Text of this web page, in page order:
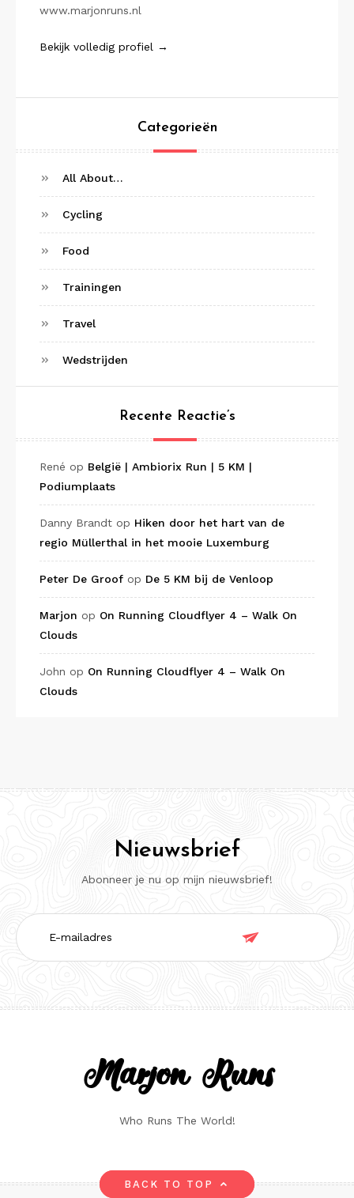
www.marjonruns.nl
Bekijk volledig profiel →
Categorieën
All About…
Cycling
Food
Trainingen
Travel
Wedstrijden
Recente Reactie’s
René op België | Ambiorix Run | 5 KM |
Podiumplaats
Danny Brandt op Hiken door het hart van de
regio Müllerthal in het mooie Luxemburg
Peter De Groof op De 5 KM bij de Venloop
Marjon op On Running Cloudflyer 4 – Walk On
Clouds
John op On Running Cloudflyer 4 – Walk On
Clouds
Nieuwsbrief
Abonneer je nu op mijn nieuwsbrief!
E-
mailadres

Marjon Runs
Who Runs The World!
BACK TO TOP